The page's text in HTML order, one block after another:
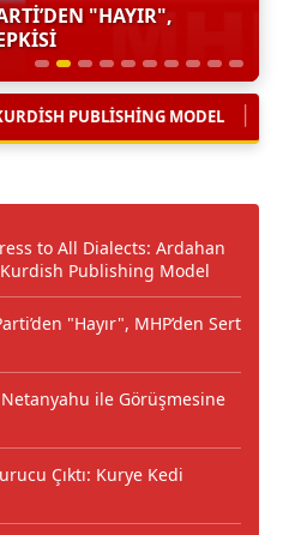
"HAYIR",
MODEL | SÜREÇ YASASINA İYİ
to All Dialects: Ardahan
Publishing Model
"Hayır", MHP’den Sert
ile Görüşmesine
Çıktı: Kurye Kedi